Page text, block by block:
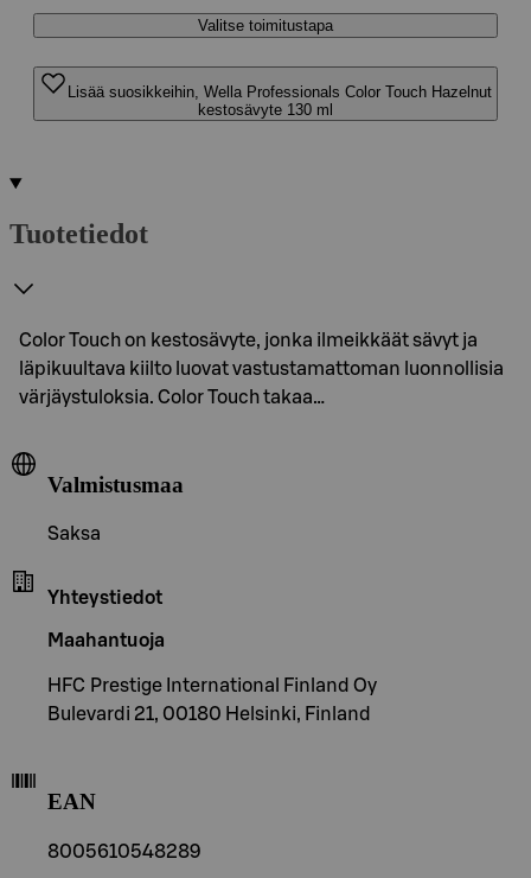
Valitse toimitustapa
Lisää suosikkeihin, Wella Professionals Color Touch Hazelnut
kestosävyte 130 ml
Tuotetiedot
Color Touch on kestosävyte, jonka ilmeikkäät sävyt ja
läpikuultava kiilto luovat vastustamattoman luonnollisia
värjäystuloksia. Color Touch takaa…
Valmistusmaa
Saksa
Yhteystiedot
Maahantuoja
HFC Prestige International Finland Oy
Bulevardi 21, 00180 Helsinki, Finland
EAN
8005610548289